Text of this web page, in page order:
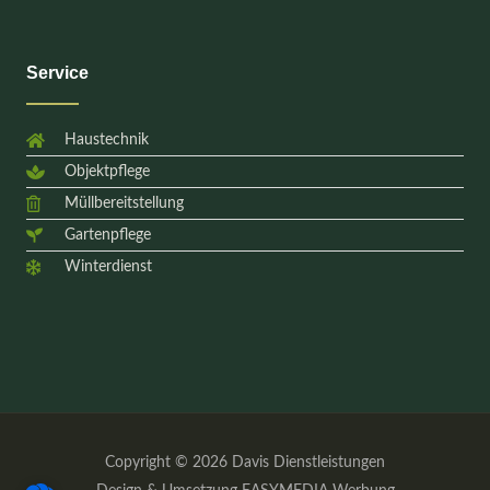
Service
Haustechnik
Objektpflege
Müllbereitstellung
Gartenpflege
Winterdienst
Copyright © 2026 Davis Dienstleistungen